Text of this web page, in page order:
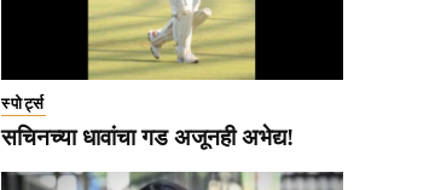
स्पोर्ट्स
सचिनच्या धावांचा गड अजूनही अभेद्य!